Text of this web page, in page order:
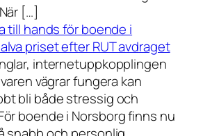
[…]
till hands för boende i
priset efter RUT avdraget
internetuppkopplingen
vägrar fungera kan
bli både stressig och
boende i Norsborg finns nu